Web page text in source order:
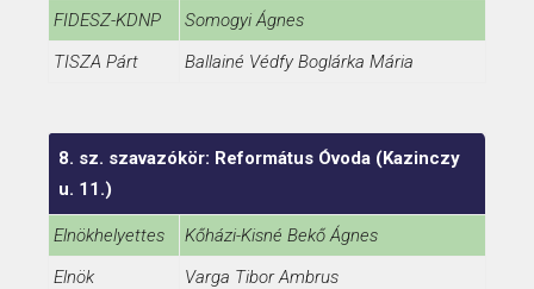
FIDESZ-KDNP
Somogyi Ágnes
TISZA Párt
Ballainé Védfy Boglárka Mária
8. sz. szavazókör: Református Óvoda (Kazinczy
u. 11.)
Elnökhelyettes
Kőházi-Kisné Bekő Ágnes
Elnök
Varga Tibor Ambrus